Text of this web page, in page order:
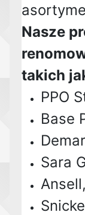
Nasze
takich
PPO
Base
Demar
Sara
Ansell,